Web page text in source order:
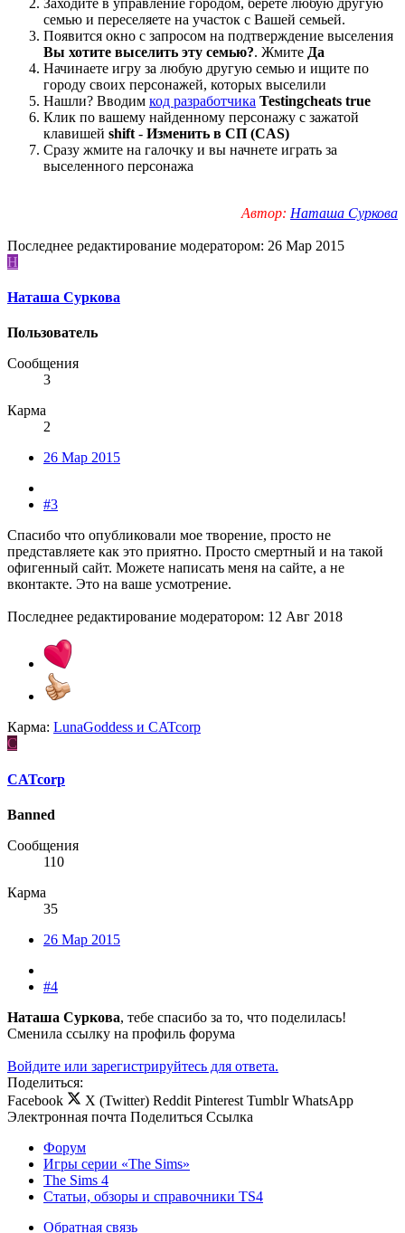
Заходите в управление городом, беретё любую другую
семью и переселяете на участок с Вашей семьей.
Появится окно с запросом на подтверждение выселения
Вы хотите выселить эту семью?. Жмите Да
Начинаете игру за любую другую семью и ищите по
городу своих персонажей, которых выселили
Нашли? Вводим код разработчика Testingcheats true
Клик по вашему найденному персонажу с зажатой
клавишей shift - Изменить в СП (CAS)
Сразу жмите на галочку и вы начнете играть за
выселенного персонажа
Автор: Наташа Суркова
Последнее редактирование модератором: 26 Мар 2015
Н
Наташа Суркова
Пользователь
Сообщения
3
Карма
2
26 Мар 2015
#3
Спасибо что опубликовали мое творение, просто не
представляете как это приятно. Просто смертный и на такой
офигенный сайт. Можете написать меня на сайте, а не
вконтакте. Это на ваше усмотрение.
Последнее редактирование модератором: 12 Авг 2018
Карма: LunaGoddess и CATcorp
C
CATcorp
Banned
Сообщения
110
Карма
35
26 Мар 2015
#4
Наташа Суркова, тебе спасибо за то, что поделилась!
Сменила ссылку на профиль форума
Войдите или зарегистрируйтесь для ответа.
Поделиться:
Facebook
X (Twitter) Reddit Pinterest Tumblr WhatsApp
Электронная почта Поделиться Ссылка
Форум
Игры серии «The Sims»
The Sims 4
Статьи, обзоры и справочники TS4
Обратная связь